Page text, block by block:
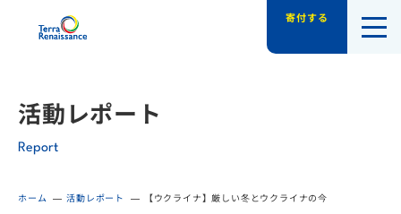
認定NPO法人テラ・ルネッサンス（平和
寄付する
活動レポート
Report
ホーム 活動レポート 【ウクライナ】厳しい冬とウクライナの今